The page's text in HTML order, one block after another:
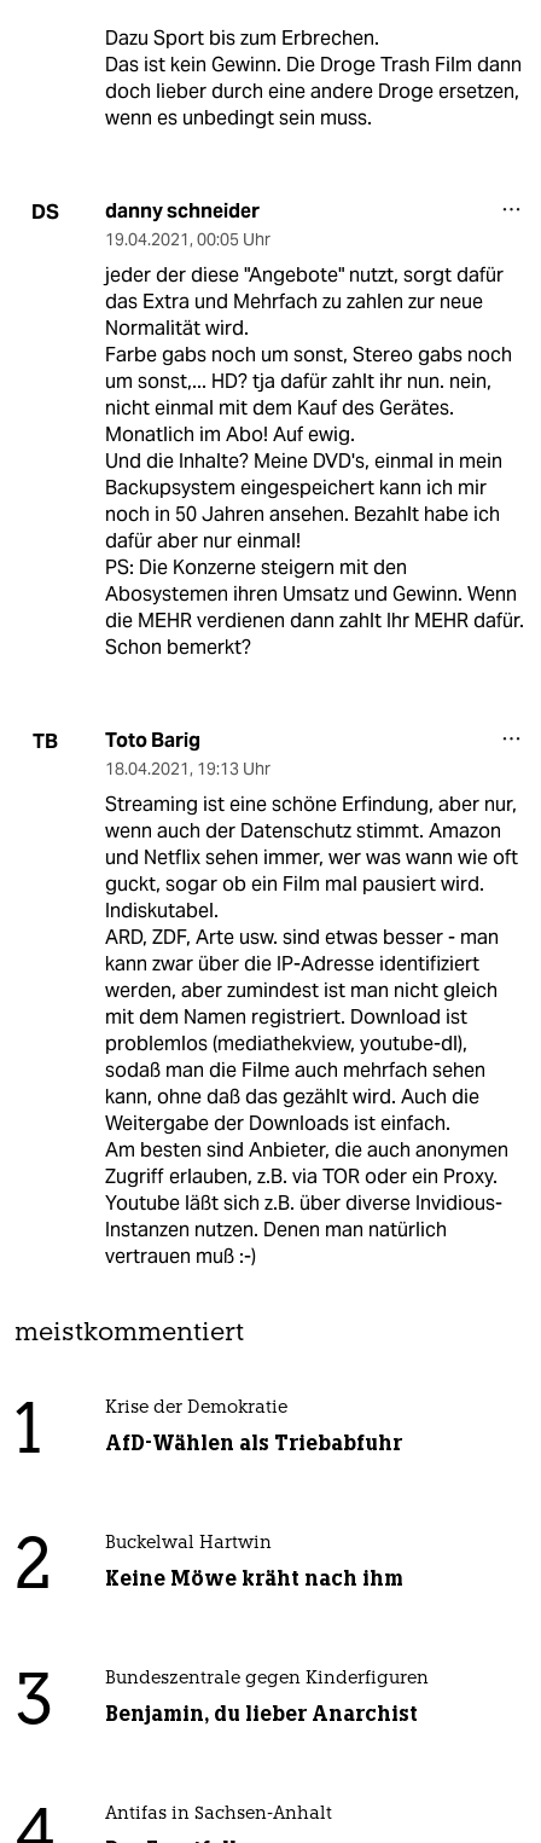
Dazu Sport bis zum Erbrechen.
Das ist kein Gewinn. Die Droge Trash Film dann
doch lieber durch eine andere Droge ersetzen,
wenn es unbedingt sein muss.
DS danny schneider
19.04.2021, 00:05 Uhr
jeder der diese "Angebote" nutzt, sorgt dafür
das Extra und Mehrfach zu zahlen zur neue
Normalität wird.
Farbe gabs noch um sonst, Stereo gabs noch
um sonst,... HD? tja dafür zahlt ihr nun. nein,
nicht einmal mit dem Kauf des Gerätes.
Monatlich im Abo! Auf ewig.
Und die Inhalte? Meine DVD's, einmal in mein
Backupsystem eingespeichert kann ich mir
noch in 50 Jahren ansehen. Bezahlt habe ich
dafür aber nur einmal!
PS: Die Konzerne steigern mit den
Abosystemen ihren Umsatz und Gewinn. Wenn
die MEHR verdienen dann zahlt Ihr MEHR dafür.
Schon bemerkt?
TB Toto Barig
18.04.2021, 19:13 Uhr
Streaming ist eine schöne Erfindung, aber nur,
wenn auch der Datenschutz stimmt. Amazon
und Netflix sehen immer, wer was wann wie oft
guckt, sogar ob ein Film mal pausiert wird.
Indiskutabel.
ARD, ZDF, Arte usw. sind etwas besser - man
kann zwar über die IP-Adresse identifiziert
werden, aber zumindest ist man nicht gleich
mit dem Namen registriert. Download ist
problemlos (mediathekview, youtube-dl),
sodaß man die Filme auch mehrfach sehen
kann, ohne daß das gezählt wird. Auch die
Weitergabe der Downloads ist einfach.
Am besten sind Anbieter, die auch anonymen
Zugriff erlauben, z.B. via TOR oder ein Proxy.
Youtube läßt sich z.B. über diverse Invidious-
Instanzen nutzen. Denen man natürlich
vertrauen muß :-)
meistkommentiert
1 Krise der Demokratie
AfD-Wählen als Triebabfuhr
2 Buckelwal Hartwin
Keine Möwe kräht nach ihm
3 Bundeszentrale gegen Kinderfiguren
Benjamin, du lieber Anarchist
Antifas in Sachsen-Anhalt